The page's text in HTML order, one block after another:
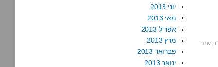
שתי
יוני 2013
מאי 2013
אפריל 2013
מרץ 2013
פברואר 2013
ינואר 2013